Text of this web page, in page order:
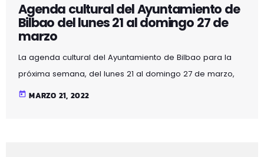
Agenda cultural del Ayuntamiento de
Bilbao del lunes 21 al domingo 27 de
marzo
La agenda cultural del Ayuntamiento de Bilbao para la
próxima semana, del lunes 21 al domingo 27 de marzo,
tendrá las siguientes citas: ARTES ESCÉNICAS BILBOKO
today MARZO 21, 2022